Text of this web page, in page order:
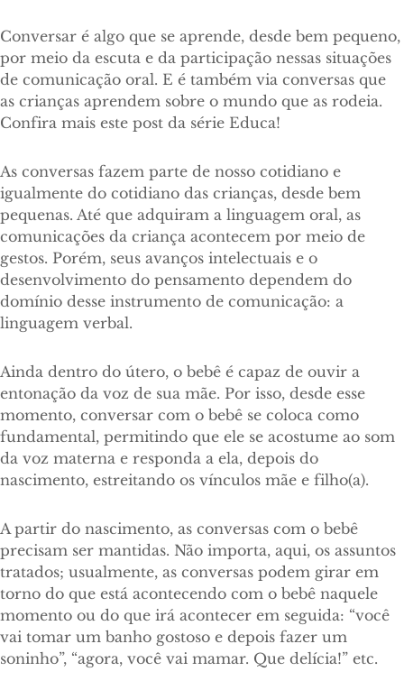
Conversar é algo que se aprende, desde bem pequeno,
por meio da escuta e da participação nessas situações
de comunicação oral. E é também via conversas que
as crianças aprendem sobre o mundo que as rodeia.
Confira mais este post da série Educa!
As conversas fazem parte de nosso cotidiano e
igualmente do cotidiano das crianças, desde bem
pequenas. Até que adquiram a linguagem oral, as
comunicações da criança acontecem por meio de
gestos. Porém, seus avanços intelectuais e o
desenvolvimento do pensamento dependem do
domínio desse instrumento de comunicação: a
linguagem verbal.
Ainda dentro do útero, o bebê é capaz de ouvir a
entonação da voz de sua mãe. Por isso, desde esse
momento, conversar com o bebê se coloca como
fundamental, permitindo que ele se acostume ao som
da voz materna e responda a ela, depois do
nascimento, estreitando os vínculos mãe e filho(a).
A partir do nascimento, as conversas com o bebê
precisam ser mantidas. Não importa, aqui, os assuntos
tratados; usualmente, as conversas podem girar em
torno do que está acontecendo com o bebê naquele
momento ou do que irá acontecer em seguida: “você
vai tomar um banho gostoso e depois fazer um
soninho”, “agora, você vai mamar. Que delícia!” etc.